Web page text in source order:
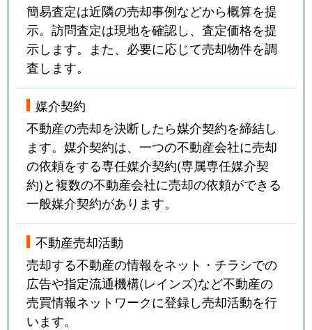
簡易査定は近隣の売却事例などから概算を提
示。訪問査定は現地を確認し、査定価格を提
示します。また、必要に応じて売却物件を調
査します。
媒介契約
不動産の売却を決断したら媒介契約を締結し
ます。媒介契約は、一つの不動産会社に売却
の依頼をする専任媒介契約(専属専任媒介契
約)と複数の不動産会社に売却の依頼ができる
一般媒介契約があります。
不動産売却活動
売却する不動産の情報をネット・チラシでの
広告や指定流通機構(レインズ)など不動産の
売買情報ネットワークに登録し売却活動を行
います。